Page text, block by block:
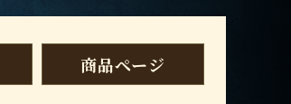
商品ページ